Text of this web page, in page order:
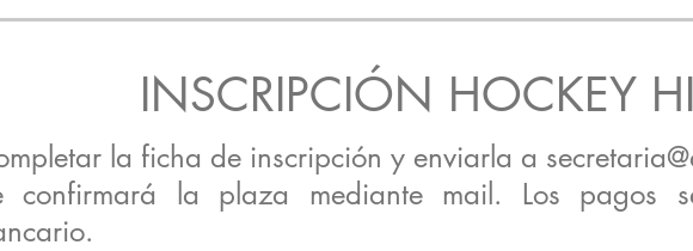
INSCRIPCIÓN HOCKEY
la ficha de inscripción y enviarla a
confirmará la plaza mediante mail. Los pagos